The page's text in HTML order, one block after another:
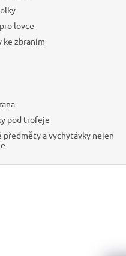
lovce
ke zbraním
pod trofeje
předměty a vychytávky nejen